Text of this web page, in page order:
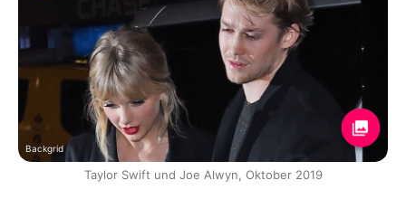
Backgrid
Taylor Swift und Joe Alwyn, Oktober 2019